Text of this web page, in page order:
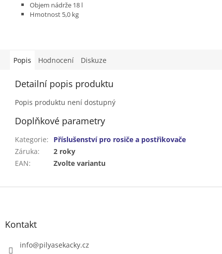
Objem nádrže 18 l
Hmotnost 5,0 kg
Popis Hodnocení Diskuze
Detailní popis produktu
Popis produktu není dostupný
Doplňkové parametry
Kategorie:
Příslušenství pro rosiče a postřikovače
Záruka:
2 roky
EAN: Zvolte variantu
Z
Kontakt
info@pilyasekacky.cz